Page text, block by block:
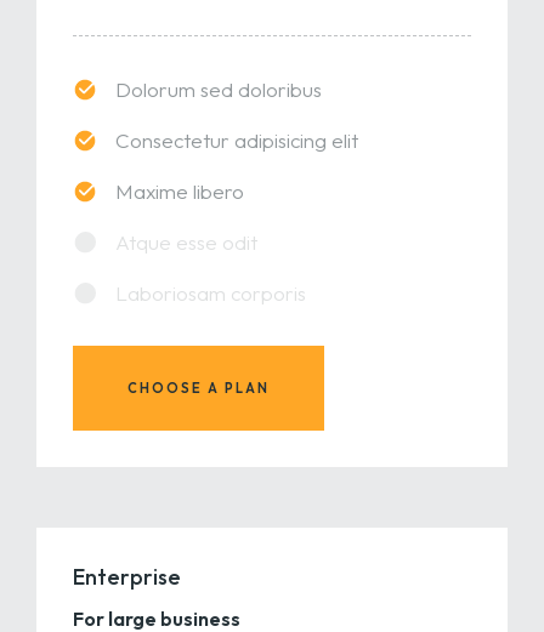
Dolorum sed doloribus
Consectetur adipisicing elit
Maxime libero
Atque esse odit
Laboriosam corporis
CHOOSE A PLAN
Enterprise
For large business